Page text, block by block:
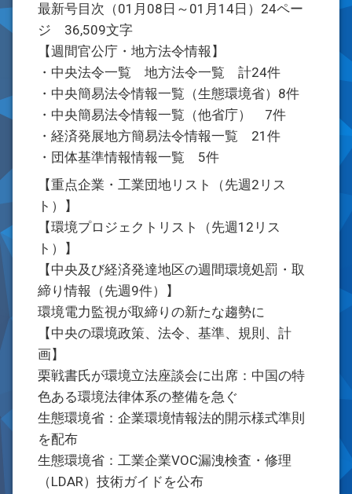
最新号目次（01月08日～01月14日）24ペー
ジ 36,509文字
【週間官公庁・地方法令情報】
・中央法令一覧 地方法令一覧 計24件
・中央簡易法令情報一覧（生態環境省）8件
・中央簡易法令情報一覧（他省庁） 7件
・経済発展地方簡易法令情報一覧 21件
・団体基準情報情報一覧 5件
【重点企業・工業団地リスト（先週2リス
ト）】
【環境プロジェクトリスト（先週12リス
ト）】
【中央及び経済発達地区の週間環境処罰・取
締り情報（先週9件）】
環境電力監視が取締りの新たな趨勢に
【中央の環境政策、法令、基準、規則、計
画】
栗戦書氏が環境立法座談会に出席：中国の特
色ある環境法律体系の整備を急ぐ
生態環境省：企業環境情報法的開示様式準則
を配布
生態環境省：工業企業VOC漏洩検査・修理
（LDAR）技術ガイドを公布